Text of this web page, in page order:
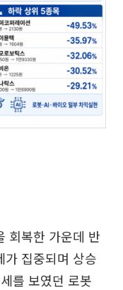
회복한 가운데 반
가 집중되며 상승
를 보였던 로봇